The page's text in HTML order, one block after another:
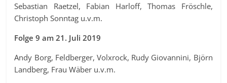
Sebastian Raetzel, Fabian Harloff, Thomas Fröschle,
Christoph Sonntag u.v.m.
Folge 9 am 21. Juli 2019
Andy Borg, Feldberger, Volxrock, Rudy Giovannini, Björn
Landberg, Frau Wäber u.v.m.